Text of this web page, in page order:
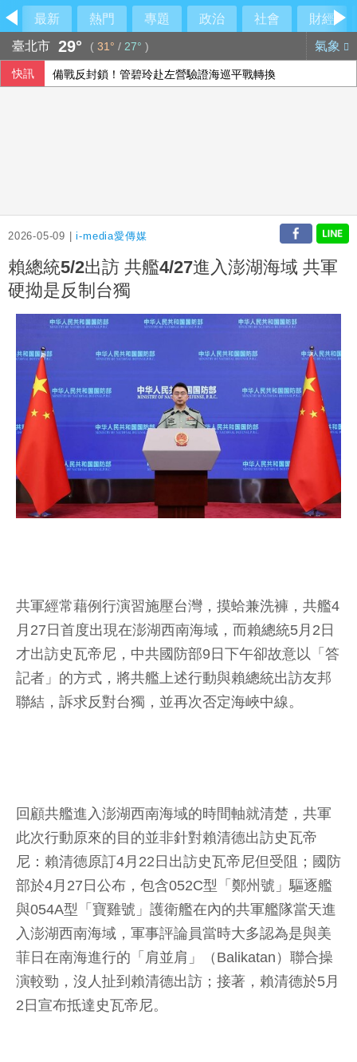
最新 熱門 專題 政治 社會
財經
臺北市 29° ( 31° / 27° ) 氣象
快訊 備戰反封鎖！管碧玲赴左營驗證海巡平戰轉換
2026-05-09 |i-media愛傳媒
賴總統5/2出訪 共艦4/27進入澎湖海域 共軍
硬拗是反制台獨
共軍經常藉例行演習施壓台灣，摸蛤兼洗褲，共艦4
月27日首度出現在澎湖西南海域，而賴總統5月2日
才出訪史瓦帝尼，中共國防部9日下午卻故意以「答
記者」的方式，將共艦上述行動與賴總統出訪友邦
聯結，訴求反對台獨，並再次否定海峽中線。
回顧共艦進入澎湖西南海域的時間軸就清楚，共軍
此次行動原來的目的並非針對賴清德出訪史瓦帝
尼：賴清德原訂4月22日出訪史瓦帝尼但受阻；國防
部於4月27日公布，包含052C型「鄭州號」驅逐艦
與054A型「寶雞號」護衛艦在內的共軍艦隊當天進
入澎湖西南海域，軍事評論員當時大多認為是與美
菲日在南海進行的「肩並肩」（Balikatan）聯合操
演較勁，沒人扯到賴清德出訪；接著，賴清德於5月
2日宣布抵達史瓦帝尼。